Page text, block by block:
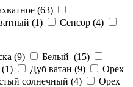
(63)
(1) Сенсор (4)
(9) Белый (15)
(1) Дуб ватан (9)
Орех
солнечный (4)
Орех